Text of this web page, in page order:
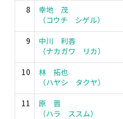
8
幸地 茂
（コウチ シゲル）
9
中川 利香
（ナカガワ リカ）
10
林 拓也
（ハヤシ タクヤ）
11
原 晋
（ハラ ススム）